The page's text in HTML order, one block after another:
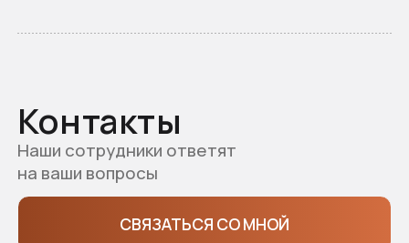
Схема проезда
ул. Промышленная, 1Б, п. Новое Атлашево,
ПРОЛОЖИТЬ МАРШРУТ